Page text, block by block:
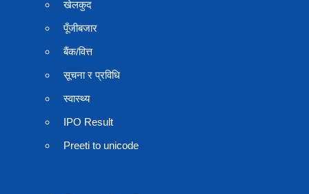
खेलकुद
पूँजीबजार
बैंक/वित्त
सूचना र प्रविधि
स्वास्थ्य
IPO Result
Preeti to unicode